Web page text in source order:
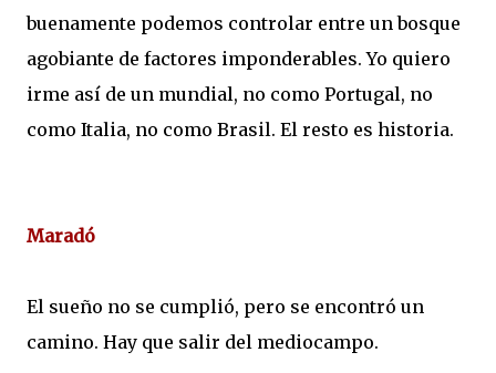
buenamente podemos controlar entre un bosque
agobiante de factores imponderables. Yo quiero
irme así de un mundial, no como Portugal, no
como Italia, no como Brasil. El resto es historia.
Maradó
El sueño no se cumplió, pero se encontró un
camino. Hay que salir del mediocampo.